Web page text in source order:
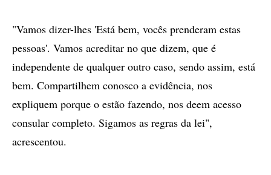
"Vamos dizer-lhes 'Está bem, vocês prenderam estas
pessoas'. Vamos acreditar no que dizem, que é
independente de qualquer outro caso, sendo assim, está
bem. Compartilhem conosco a evidência, nos
expliquem porque o estão fazendo, nos deem acesso
consular completo. Sigamos as regras da lei",
acrescentou.